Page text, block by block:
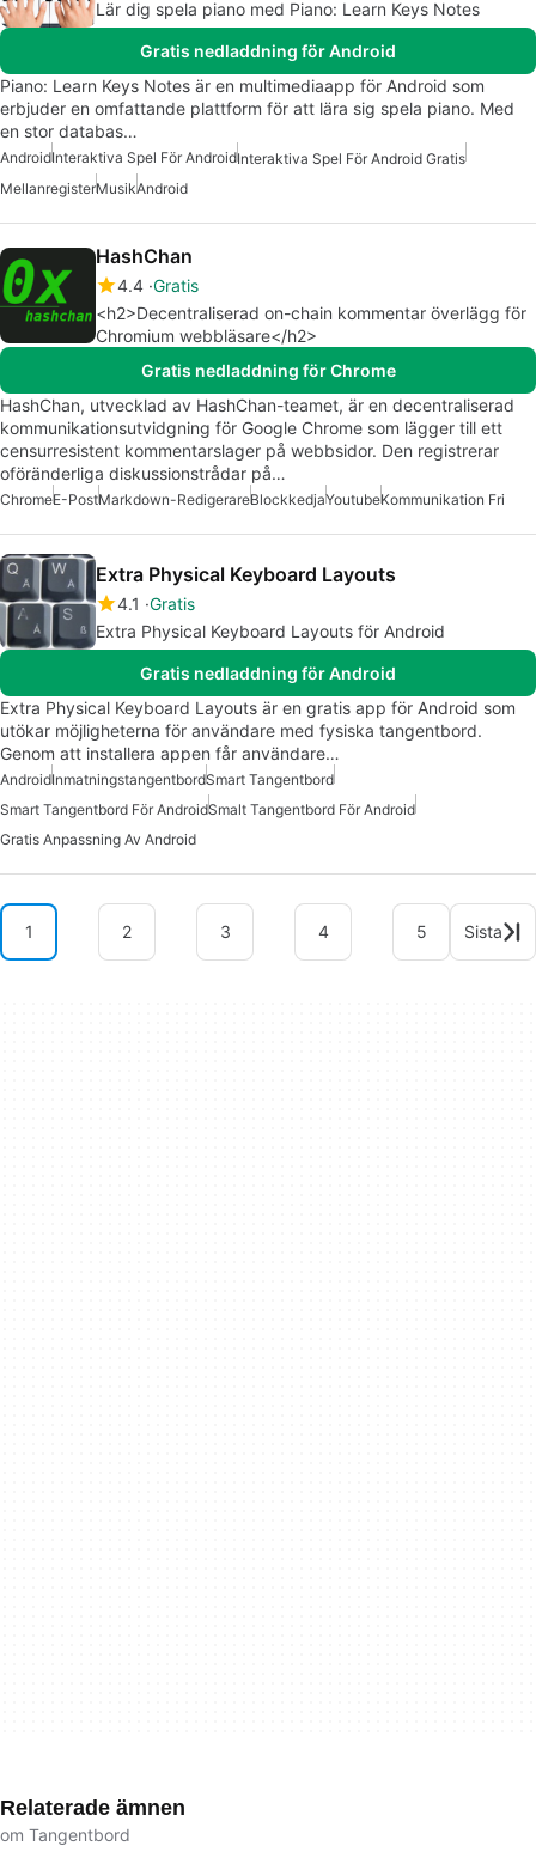
Lär dig spela piano med Piano: Learn Keys Notes
Gratis nedladdning för Android
Piano: Learn Keys Notes är en multimediaapp för Android som
erbjuder en omfattande plattform för att lära sig spela piano. Med
en stor databas…
AndroidInteraktiva Spel För AndroidInteraktiva Spel För Android Gratis
MellanregisterMusikAndroid
HashChan
4.4 Gratis
<h2>Decentraliserad on-chain kommentar överlägg för
Chromium webbläsare</h2>
Gratis nedladdning för Chrome
HashChan, utvecklad av HashChan-teamet, är en decentraliserad
kommunikationsutvidgning för Google Chrome som lägger till ett
censurresistent kommentarslager på webbsidor. Den registrerar
oföränderliga diskussionstrådar på…
ChromeE-PostMarkdown-RedigerareBlockkedjaYoutubeKommunikation Fri
Extra Physical Keyboard Layouts
4.1 Gratis
Extra Physical Keyboard Layouts för Android
Gratis nedladdning för Android
Extra Physical Keyboard Layouts är en gratis app för Android som
utökar möjligheterna för användare med fysiska tangentbord.
Genom att installera appen får användare…
AndroidInmatningstangentbordSmart Tangentbord
Smart Tangentbord För AndroidSmalt Tangentbord För Android
Gratis Anpassning Av Android
1 2 3 4 5 Sista
Relaterade ämnen
om Tangentbord